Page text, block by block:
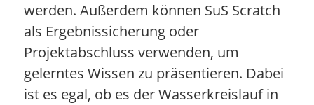
werden. Außerdem können SuS Scratch
als Ergebnissicherung oder
Projektabschluss verwenden, um
gelerntes Wissen zu präsentieren. Dabei
ist es egal, ob es der Wasserkreislauf in